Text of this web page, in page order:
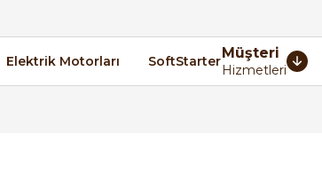
Elektrik Motorları SoftStarterMüşteri
Hizmetleri